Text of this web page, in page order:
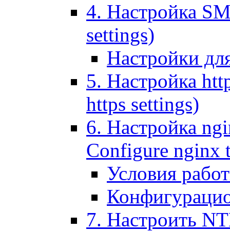
4. Настройка
settings)
Настройки
5. Настройка
https settings)
6. Настройка
Configure nginx
Условия
7. Настроить